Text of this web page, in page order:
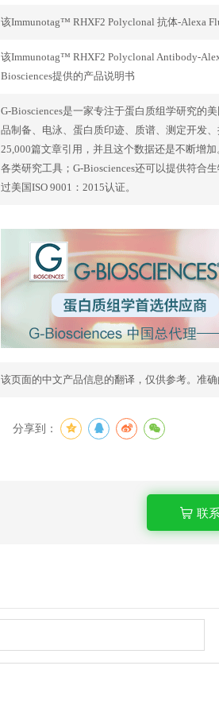
该Immunotag™ RHXF2 Polyclonal 抗体-Alexa
该Immunotag™ RHXF2 Polyclonal Antibody-
Biosciences提供的产品说明书
G-Biosciences是一家专注于蛋白质组学研究的
品制备、电泳、蛋白质印迹、质谱、测定开发
25,000篇文章引用，并且这个数据还是不断增
各类研究工具；G-Biosciences还可以提供符合
过美国ISO 9001：2015认证。
该页面的中文产品信息的翻译，仅供参考。准
分享到：
联